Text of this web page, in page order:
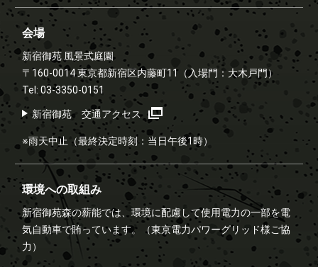
会場
新宿御苑 風景式庭園
〒160-0014 東京都新宿区内藤町11 （入場門：大木戸門）
Tel: 03-3350-0151
新宿御苑 交通アクセス
※雨天中止（最終決定時刻：当日午後1時）
環境への取組み
新宿御苑森の薪能では、環境に配慮して使用電力の一部を電
気自動車で賄っています。（東京電力パワーグリッド様ご協
力）